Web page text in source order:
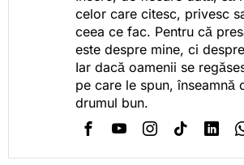
celor care citesc, privesc
ceea ce fac. Pentru că
este despre mine, ci
Iar dacă oamenii se
pe care le spun, înseamnă
drumul bun.